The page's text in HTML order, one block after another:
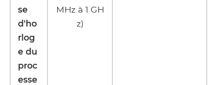
se
d'ho
rlog
e du
proc
esse
MHz à 1 GH
z)